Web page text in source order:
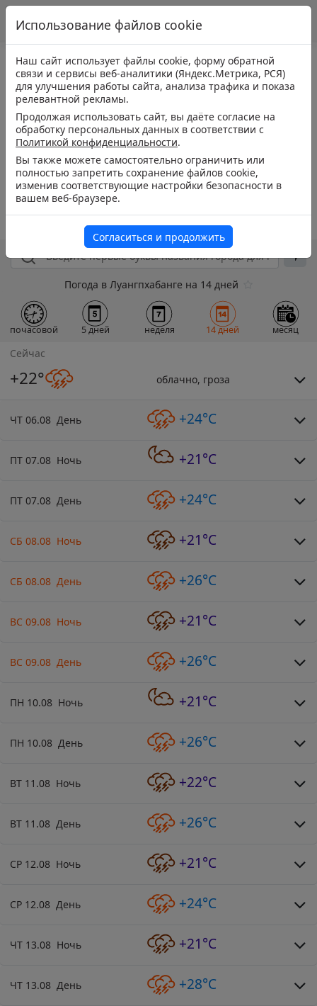
Погода в Луангпхабанге на 14 дней
почасовой 5 дней неделя 14 дней месяц
Сейчас
+22° облачно, гроза
ЧТ 06.08 День +24°C
ПТ 07.08 Ночь +21°C
ПТ 07.08 День +24°C
СБ 08.08 Ночь +21°C
СБ 08.08 День +26°C
ВС 09.08 Ночь +21°C
ВС 09.08 День +26°C
ПН 10.08 Ночь +21°C
ПН 10.08 День +26°C
ВТ 11.08 Ночь +22°C
ВТ 11.08 День +26°C
СР 12.08 Ночь +21°C
СР 12.08 День +24°C
ЧТ 13.08 Ночь +21°C
ЧТ 13.08 День +28°C
Использование файлов cookie
Наш сайт использует файлы cookie, форму обратной
связи и сервисы веб-аналитики (Яндекс.Метрика, РСЯ)
для улучшения работы сайта, анализа трафика и показа
релевантной рекламы.
Продолжая использовать сайт, вы даёте согласие на
обработку персональных данных в соответствии с
Политикой конфиденциальности.
Вы также можете самостоятельно ограничить или
полностью запретить сохранение файлов cookie,
изменив соответствующие настройки безопасности в
вашем веб-браузере.
Согласиться и продолжить